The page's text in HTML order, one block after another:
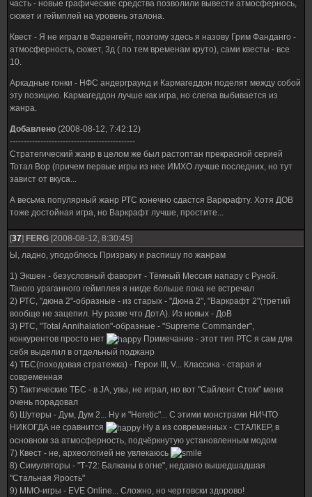
часть - новые графические средства позволили вывести атмосфернось,
сюжет и геймплей на уровень эталона.
Квест - Я не играл в Фаренгейт, поэтому здесь я назову Грим Фанданго -
атмосферность, сюжет, 3д ( по тем временам круто), сами квесты - все
10.
Аркадные гонки - НФС андерграунд и Кармагеддон поделят между собой
эту позицию. Кармагеддон лучше как игра, но слегка выбивается из
жанра.
Добавлено (2008-08-12, 7:42:12)
---------------------------------------------
Стратегический жанр в целом же был растоптан прекрасной серией
Тотал Вор (причем первые игры из нее ИМХО лучше последних, но тут
завист от вкуса...
А весьма популярный жанр РТС конечно сдастся Варкрафту. Хотя ДОВ
тоже достойная игра, но Варкрафт лучше, простите...
[37] FERG [2008-08-12, 8:30:45]
Ы, ладно, уподоблюсь Призраку и распишу по жанрам
1) Экшен - безусловный фаворит - Тёмный Мессия напару с Руной.
Такого ураганного геймплея я нигде больше пока не встречал
2) РТС, "дюна 2"-образные - из старых - "Дюна 2", "Варкрафт 2"(третий
вообще не зацепил. Ну разве что ДотА). Из новых - ДоВ
3) РТС, "Total Annihalation"-образные - "Supreme Commander",
конкурентов просто нет
Примечание - этот тип РТС я сам для
себя выделил в отдельный поджанр
4) ТБС(походовая стратежка) - Герои III, V... Классика - старая и
современная
5) Тактические ТБС - в JA, увы, не играл, но вот "Сайлент Стом" меня
очень порадовал
6) Шутеры - Дум, Дум 2... Ну и "Heretic"... С этими монстрами НИЧТО
НИКОГДА не сравнится
Ну а из современных - СТАЛКЕР, в
основном за атмосферность, подчёркнутую установленным модом
7) Квест - не, археологией не увлекаюсь
8) Симуляторы - "Т-72: Балканы в огне", недавно вышедшадшая
"Стальная Ярость"
9) ММО-игры - EVE Online... Сложно, но чертовски здорово!